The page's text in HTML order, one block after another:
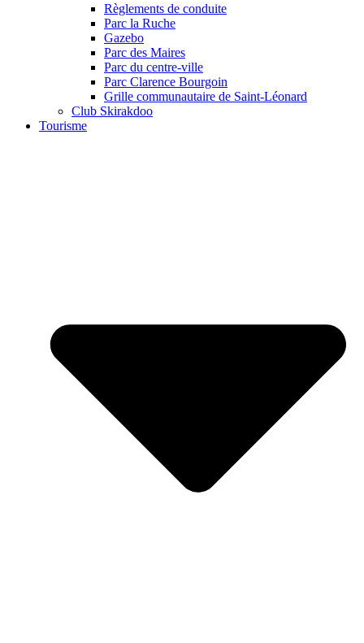
Règlements de conduite
Parc la Ruche
Gazebo
Parc des Maires
Parc du centre-ville
Parc Clarence Bourgoin
Grille communautaire de Saint-Léonard
Club Skirakdoo
Tourisme